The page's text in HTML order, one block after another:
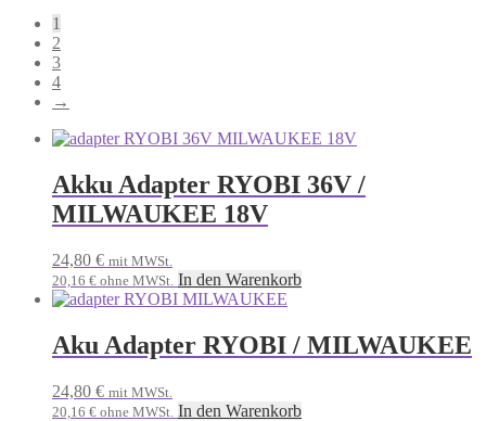
1
2
3
4
→
Akku Adapter RYOBI 36V /
MILWAUKEE 18V
24,80 € mit MWSt.
20,16 € ohne MWSt. In den Warenkorb
Aku Adapter RYOBI / MILWAUKEE
24,80 € mit MWSt.
20,16 € ohne MWSt. In den Warenkorb